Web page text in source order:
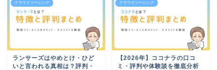
クラウドソーシング
ランサーズはやめとけ・ひど
いと言われる真相は？評判・
クラウドソーシング
【2026年】ココナラの口コ
ミ・評判や体験談を徹底分析